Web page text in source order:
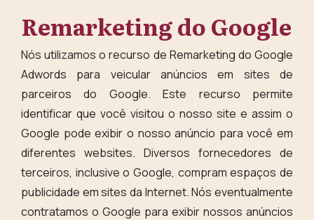
Remarketing do Google
Nós utilizamos o recurso de Remarketing do Google
Adwords para veicular anúncios em sites de
parceiros do Google. Este recurso permite
identificar que você visitou o nosso site e assim o
Google pode exibir o nosso anúncio para você em
diferentes websites. Diversos fornecedores de
terceiros, inclusive o Google, compram espaços de
publicidade em sites da Internet. Nós eventualmente
contratamos o Google para exibir nossos anúncios